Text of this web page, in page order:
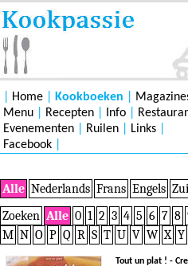
Home Kookboeken
Menu
Recepten Info
Evenementen
Ruilen Links
Facebook
Alle Nederlands Frans Engels
Zoeken Alle 0 1 2 3 4 5 6 7 8
M N O P Q R S T U V W X Y
Tout un plat ! -